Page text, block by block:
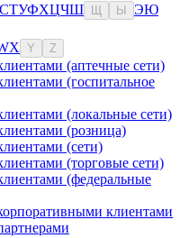
СТУФХЦЧШ Ы ЭЮ
X Y Z
(аптечные сети)
(госпитальное
(локальные сети)
(розница)
(сети)
(торговые сети)
(федеральные
клиентами